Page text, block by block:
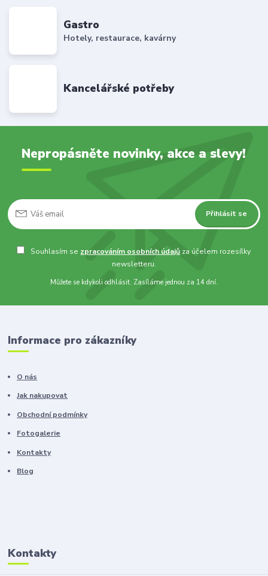
Gastro
Hotely, restaurace, kavárny
Kancelářské potřeby
Nepropásněte novinky, akce a slevy!
Přihlásit se
Souhlasím se zpracováním osobních údajů za účelem rozesílky
newsletteru.
Můžete se kdykoli odhlásit. Zasíláme jednou za 14 dní.
Informace pro zákazníky
O nás
Jak nakupovat
Obchodní podmínky
Fotogalerie
Kontakty
Blog
Kontakty